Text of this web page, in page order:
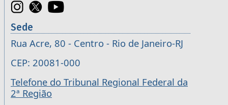
Sede
Rua Acre, 80 - Centro - Rio de Janeiro-RJ
CEP: 20081-000
Telefone do Tribunal Regional Federal da
2ª Região